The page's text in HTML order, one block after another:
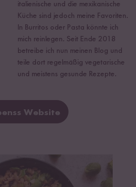
italienische und die mexikanische
Küche sind jedoch meine Favoriten.
In Burritos oder Pasta könnte ich
mich reinlegen. Seit Ende 2018
betreibe ich nun meinen Blog und
teile dort regelmäßig vegetarische
und meistens gesunde Rezepte.
Website